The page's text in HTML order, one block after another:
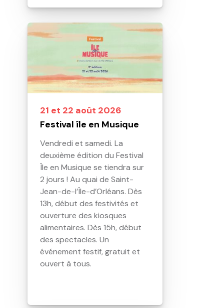
21 et 22 août 2026
Festival île en Musique
Vendredi et samedi. La
deuxième édition du Festival
Île en Musique se tiendra sur
2 jours ! Au quai de Saint-
Jean-de-l’Île-d’Orléans. Dès
13h, début des festivités et
ouverture des kiosques
alimentaires. Dès 15h, début
des spectacles. Un
événement festif, gratuit et
ouvert à tous.